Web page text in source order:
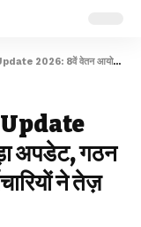
गठन पूरा, रिपोर्ट 2027 में संभव-कर्मचारियों ने तेज़ की तैयारी
अपडेट, गठन
ने तेज़